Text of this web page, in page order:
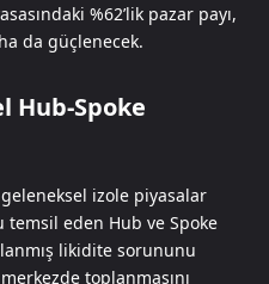
%62’lik pazar payı,
da güçlenecek.
Hub-Spoke
izole piyasalar
eden Hub ve Spoke
likidite sorununu
toplanmasını